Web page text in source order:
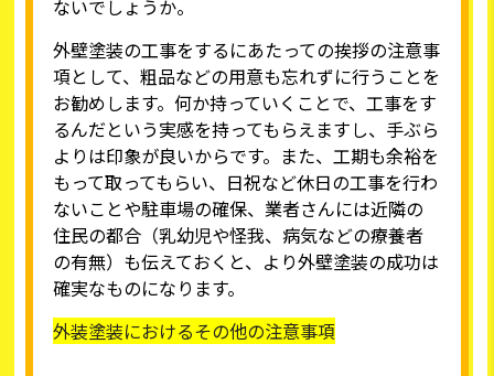
ないでしょうか。
外壁塗装の工事をするにあたっての挨拶の注意事
項として、粗品などの用意も忘れずに行うことを
お勧めします。何か持っていくことで、工事をす
るんだという実感を持ってもらえますし、手ぶら
よりは印象が良いからです。また、工期も余裕を
もって取ってもらい、日祝など休日の工事を行わ
ないことや駐車場の確保、業者さんには近隣の
住民の都合（乳幼児や怪我、病気などの療養者
の有無）も伝えておくと、より外壁塗装の成功は
確実なものになります。
外装塗装におけるその他の注意事項